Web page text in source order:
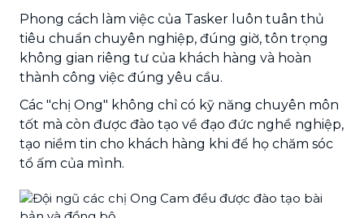
Phong cách làm việc của Tasker luôn tuân thủ
tiêu chuẩn chuyên nghiệp, đúng giờ, tôn trọng
không gian riêng tư của khách hàng và hoàn
thành công việc đúng yêu cầu.
Các "chị Ong" không chỉ có kỹ năng chuyên môn
tốt mà còn được đào tạo về đạo đức nghề nghiệp,
tạo niềm tin cho khách hàng khi để họ chăm sóc
tổ ấm của mình.